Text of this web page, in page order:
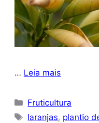
… Leia mais
Categorias
Fruticultura
Tags
laranjas, plantio